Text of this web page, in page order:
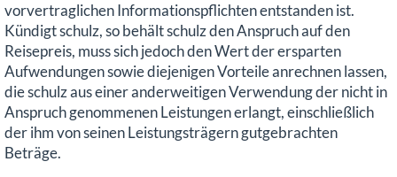
vorvertraglichen Informationspflichten entstanden ist.
Kündigt schulz, so behält schulz den Anspruch auf den
Reisepreis, muss sich jedoch den Wert der ersparten
Aufwendungen sowie diejenigen Vorteile anrechnen lassen,
die schulz aus einer anderweitigen Verwendung der nicht in
Anspruch genommenen Leistungen erlangt, einschließlich
der ihm von seinen Leistungsträgern gutgebrachten
Beträge.